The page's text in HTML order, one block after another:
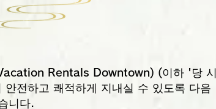
Rentals Downtown) (이하 '당 시
전하고 쾌적하게 지내실 수 있도록 다음
니다.